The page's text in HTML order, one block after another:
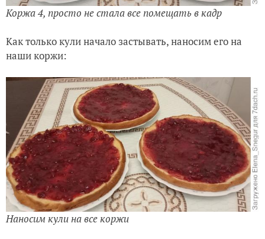
Коржа 4, просто не стала все помещать в кадр
Как только кули начало застывать, наносим его на
наши коржи:
Наносим кули на все коржи